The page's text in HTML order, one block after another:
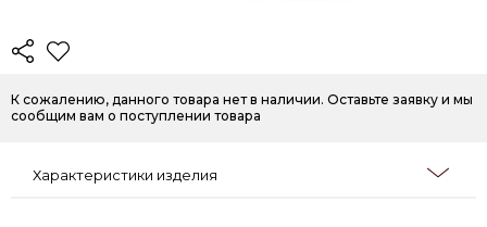
К сожалению, данного товара нет в наличии. Оставьте заявку и мы
сообщим вам о поступлении товара
Характеристики изделия